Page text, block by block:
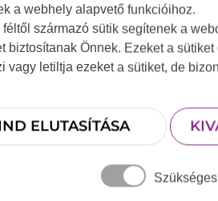
a webhely alapvető funkcióihoz.
féltől származó sütik segítenek a
biztosítanak Önnek. Ezeket a
vagy letiltja ezeket a sütiket, de
ELUTASÍTÁSA
Szükséges